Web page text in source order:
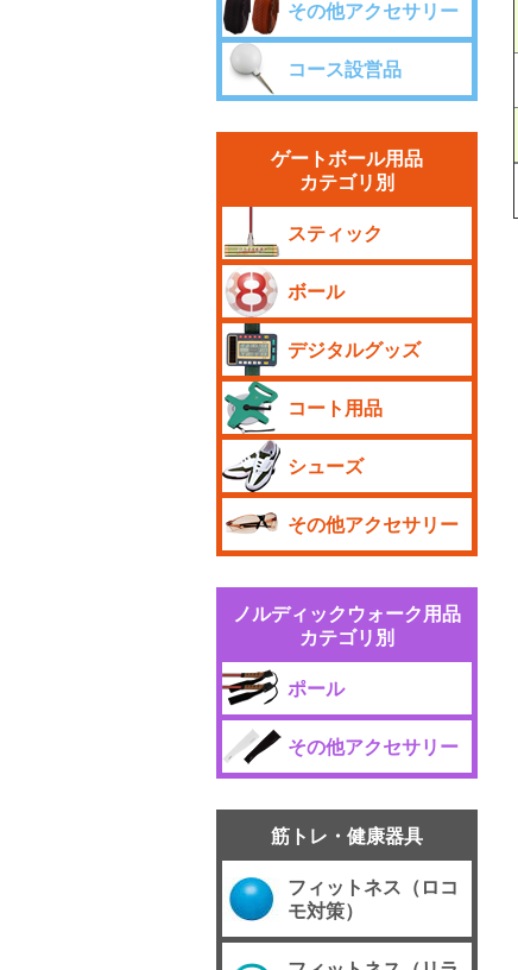
その他アクセサリー
コース設営品
ゲートボール用品
カテゴリ別
スティック
ボール
デジタルグッズ
コート用品
シューズ
その他アクセサリー
ノルディックウォーク用品
カテゴリ別
ポール
その他アクセサリー
筋トレ・健康器具
フィットネス（ロコ
モ対策）